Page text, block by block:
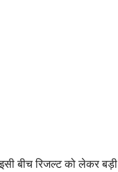
बीच रिजल्ट को लेकर बड़ी